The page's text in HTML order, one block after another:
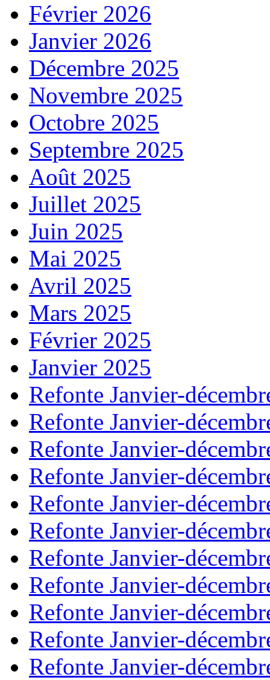
Février 2026
Janvier 2026
Décembre 2025
Novembre 2025
Octobre 2025
Septembre 2025
Août 2025
Juillet 2025
Juin 2025
Mai 2025
Avril 2025
Mars 2025
Février 2025
Janvier 2025
Refonte Janvier-
Refonte Janvier-
Refonte Janvier-
Refonte Janvier-
Refonte Janvier-
Refonte Janvier-
Refonte Janvier-
Refonte Janvier-
Refonte Janvier-
Refonte Janvier-
Refonte Janvier-